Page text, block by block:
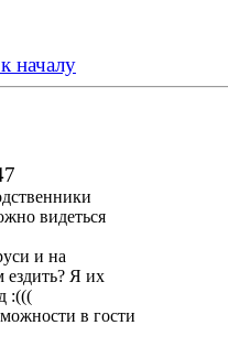
началу
видеться
и на
ездить? Я их
:(((
в гости